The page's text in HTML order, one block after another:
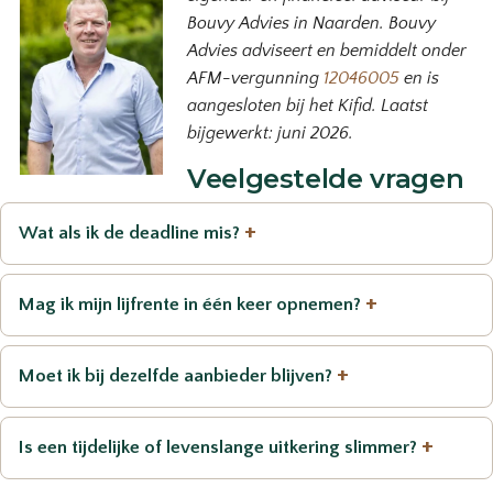
Bouvy Advies in Naarden. Bouvy
Advies adviseert en bemiddelt onder
AFM-vergunning 12046005 en is
aangesloten bij het Kifid. Laatst
bijgewerkt: juni 2026.
Veelgestelde vragen
Wat als ik de deadline mis? +
Mag ik mijn lijfrente in één keer opnemen? +
Moet ik bij dezelfde aanbieder blijven? +
Is een tijdelijke of levenslange uitkering slimmer? +